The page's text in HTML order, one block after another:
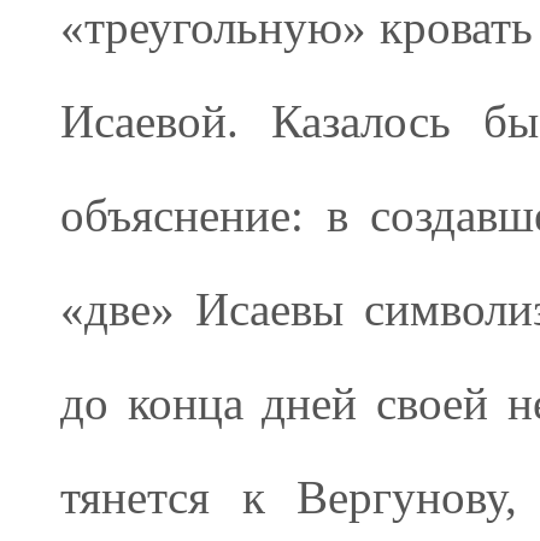
«треугольную»
Исаевой. Казалось
объяснение: в
«две» Исаевы
до конца дней своей
тянется к